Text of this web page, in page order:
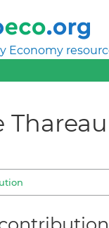
Economy
Thareau